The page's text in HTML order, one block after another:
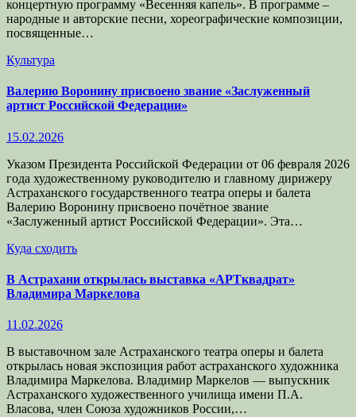
концертную программу «Весенняя капель». В программе –
народные и авторские песни, хореографические композиции,
посвященные…
Культура
Валерию Воронину присвоено звание «Заслуженный
артист Российской Федерации»
15.02.2026
Указом Президента Российской Федерации от 06 февраля 2026
года художественному руководителю и главному дирижеру
Астраханского государственного театра оперы и балета
Валерию Воронину присвоено почётное звание
«Заслуженный артист Российской Федерации». Эта…
Куда сходить
В Астрахани открылась выставка «АРТквадрат»
Владимира Маркелова
11.02.2026
В выставочном зале Астраханского театра оперы и балета
открылась новая экспозиция работ астраханского художника
Владимира Маркелова. Владимир Маркелов — выпускник
Астраханского художественного училища имени П.А.
Власова, член Союза художников России,…